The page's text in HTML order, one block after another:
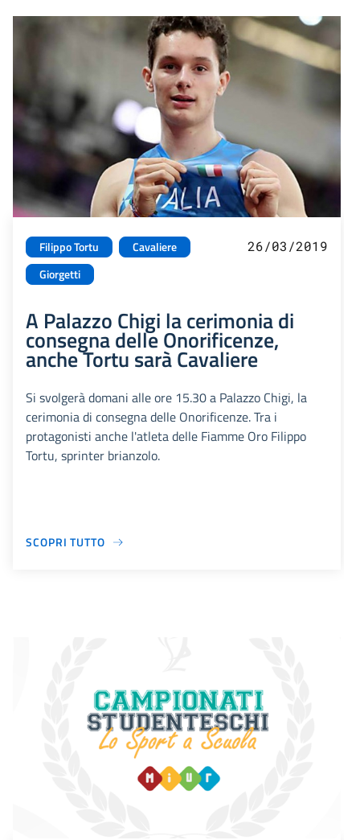
Filippo Tortu
Cavaliere
Giorgetti
26/03/2019
A Palazzo Chigi la cerimonia di
consegna delle Onorificenze,
anche Tortu sarà Cavaliere
Si svolgerà domani alle ore 15.30 a Palazzo Chigi, la
cerimonia di consegna delle Onorificenze. Tra i
protagonisti anche l'atleta delle Fiamme Oro Filippo
Tortu, sprinter brianzolo.
SCOPRI TUTTO